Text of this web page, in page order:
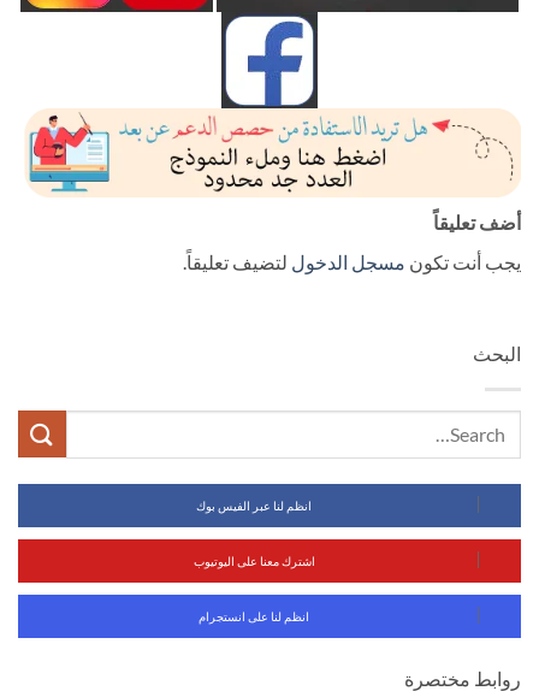
أضف تعليقاً
يجب أنت تكون مسجل الدخول لتضيف تعليقاً.
البحث
انظم لنا عبر الفيس بوك
اشترك معنا على اليوتيوب
انظم لنا على انستجرام
روابط مختصرة